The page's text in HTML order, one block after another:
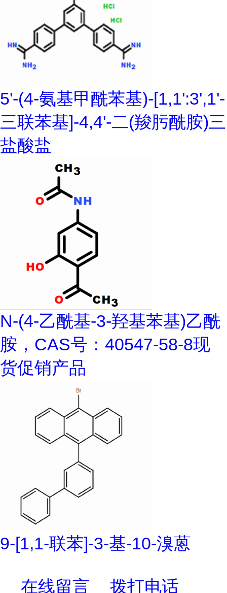
5'-(4-氨基甲酰苯基)-[1,1':3',1'-
三联苯基]-4,4'-二(羧肟酰胺)三
盐酸盐
N-(4-乙酰基-3-羟基苯基)乙酰
胺，CAS号：40547-58-8现
货促销产品
9-[1,1-联苯]-3-基-10-溴蒽
在线留言 拨打电话